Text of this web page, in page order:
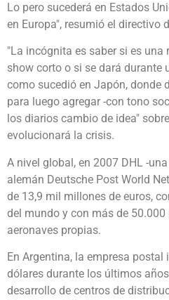
Lo pero sucederá en Estados
en Europa", resumió el directivo
"La incógnita es saber si es una
show corto o si se dará durante
como sucedió en Japón, donde
para luego agregar -con tono
los diarios cambio de idea"
evolucionará la crisis.
A nivel global, en 2007 DHL -
alemán Deutsche Post World
de 13,9 mil millones de euros,
del mundo y con más de
aeronaves propias.
En Argentina, la empresa
dólares durante los últimos
desarrollo de centros de